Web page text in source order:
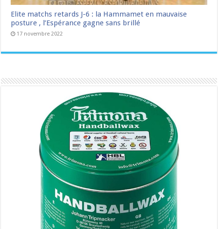
Elite matchs retards J-6 : la Hammamet en mauvaise
posture , l’Espérance gagne sans brillé
17 novembre 2022